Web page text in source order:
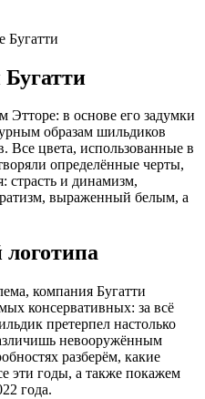
Этторе: в основе его задумки
образам шильдиков
Все цвета, использованные в
определённые черты,
страсть и динамизм,
выраженный белым, а
компания Бугатти
консервативных: за всё
претерпел настолько
невооружённым
разберём, какие
эти годы, а также покажем
года.